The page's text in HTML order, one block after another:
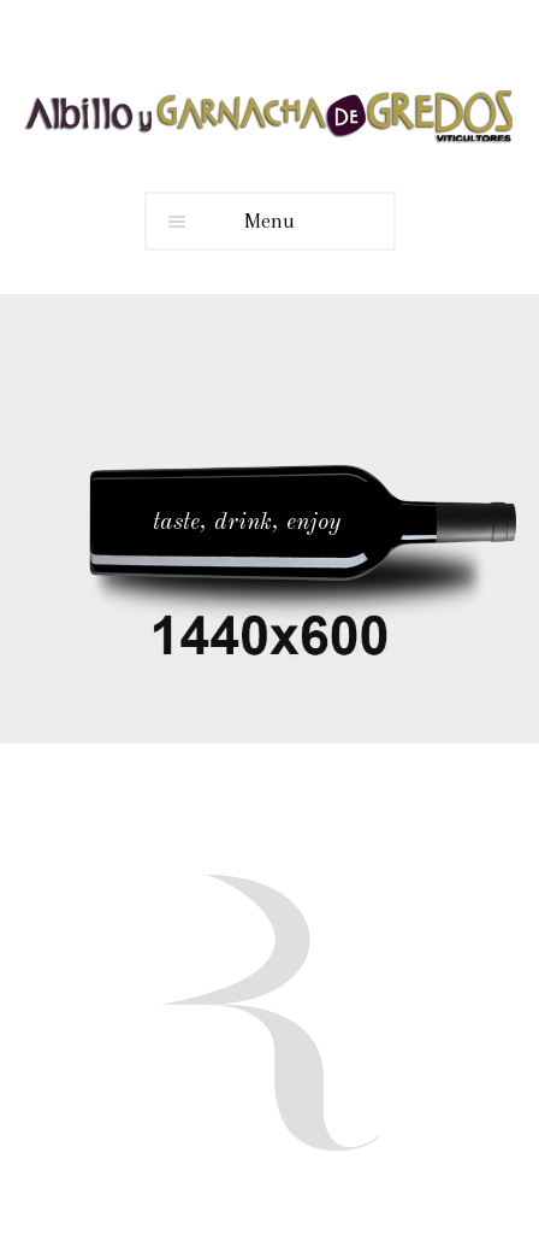
Menu
taste, drink, enjoy